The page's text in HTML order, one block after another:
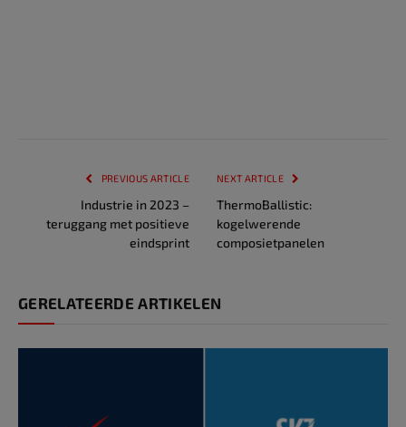
PREVIOUS ARTICLE
Industrie in 2023 –
teruggang met positieve
eindsprint
NEXT ARTICLE
ThermoBallistic:
kogelwerende
composietpanelen
GERELATEERDE ARTIKELEN